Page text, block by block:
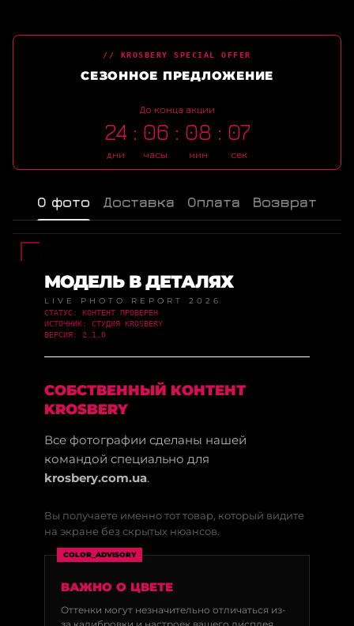
// KROSBERY SPECIAL OFFER
СЕЗОННОЕ ПРЕДЛОЖЕНИЕ
До конца акции
24
дни
06
часы
08
мин
07
сек
О фото Доставка Оплата Возврат
МОДЕЛЬ В ДЕТАЛЯХ
LIVE PHOTO REPORT 2026
СТАТУС: КОНТЕНТ ПРОВЕРЕН
ИСТОЧНИК: СТУДИЯ KROSBERY
ВЕРСИЯ: 2.1.0
СОБСТВЕННЫЙ КОНТЕНТ
KROSBERY
Все фотографии сделаны нашей
командой специально для
krosbery.com.ua.
Вы получаете именно тот товар, который видите
на экране без скрытых нюансов.
COLOR_ADVISORY
ВАЖНО О ЦВЕТЕ
Оттенки могут незначительно отличаться из-